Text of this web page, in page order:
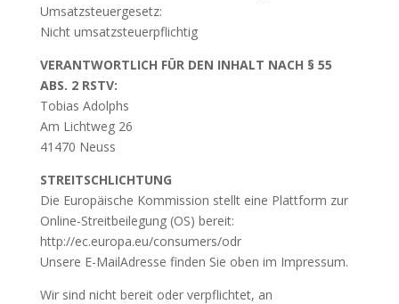
Umsatzsteuergesetz:
Nicht umsatzsteuerpflichtig
VERANTWORTLICH FÜR DEN INHALT NACH § 55
ABS. 2 RSTV:
Tobias Adolphs
Am Lichtweg 26
41470 Neuss
STREITSCHLICHTUNG
Die Europäische Kommission stellt eine Plattform zur
Online-Streitbeilegung (OS) bereit:
http://ec.europa.eu/consumers/odr
Unsere E-MailAdresse finden Sie oben im Impressum.
Wir sind nicht bereit oder verpflichtet, an